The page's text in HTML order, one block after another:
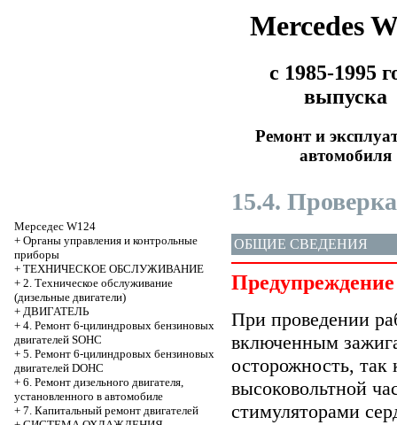
Mercedes
с 1985-1995
выпуска
Ремонт и
автомобиля
Мерседес W124
+ Органы управления и контрольные
приборы
+ ТЕХНИЧЕСКОЕ ОБСЛУЖИВАНИЕ
+ 2. Техническое обслуживание
(дизельные двигатели)
+ ДВИГАТЕЛЬ
+ 4. Ремонт 6-цилиндровых бензиновых
двигателей SOHC
+ 5. Ремонт 6-цилиндровых бензиновых
двигателей DOHC
+ 6. Ремонт дизельного двигателя,
установленного в автомобиле
+ 7. Капитальный ремонт двигателей
15.4.
ОБЩИЕ СВЕДЕНИЯ
Предупреждение
При проведении
включенным
осторожность, так
высоковольтной
стимуляторами